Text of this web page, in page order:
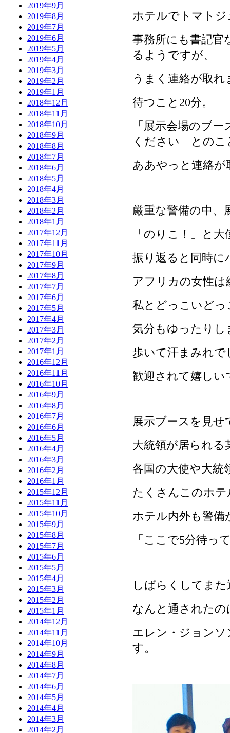
2019年9月
2019年8月
2019年7月
2019年6月
2019年5月
2019年4月
2019年3月
2019年2月
2019年1月
2018年12月
2018年11月
2018年10月
2018年9月
2018年8月
2018年7月
2018年6月
2018年5月
2018年4月
2018年3月
2018年2月
2018年1月
2017年12月
2017年11月
2017年10月
2017年9月
2017年8月
2017年7月
2017年6月
2017年5月
2017年4月
2017年3月
2017年2月
2017年1月
2016年12月
2016年11月
2016年10月
2016年9月
2016年8月
2016年7月
2016年6月
2016年5月
2016年4月
2016年3月
2016年2月
2016年1月
2015年12月
2015年11月
2015年10月
2015年9月
2015年8月
2015年7月
2015年6月
2015年5月
2015年4月
2015年3月
2015年2月
2015年1月
2014年12月
2014年11月
2014年10月
2014年9月
2014年8月
2014年7月
2014年6月
2014年5月
2014年4月
2014年3月
2014年2月
ホテルでトマト
事務所にも書記官
るようですが、
うまく連絡が取れ
待つこと20分。
「展示会場のブ
ください」とのこ
ああやっと連絡が
厳重な警備の中、
「のりこ！」と
振り返ると同時に
アフリカの女性は
私とどっこいど
気分もゆったりし
歩いて汗まみれで
歓迎されて嬉しい
展示ブースを見
大統領が居られる
各国の大使や大統
たくさんこのホ
ホテル内外も警備
「ここで5分待っ
しばらくしてま
なんと通されたの
エレン・ジョンソ
す。